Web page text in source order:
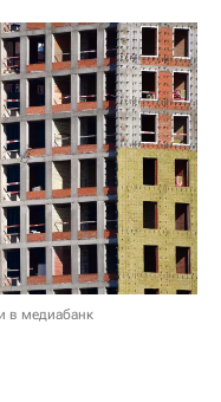
в медиабанк